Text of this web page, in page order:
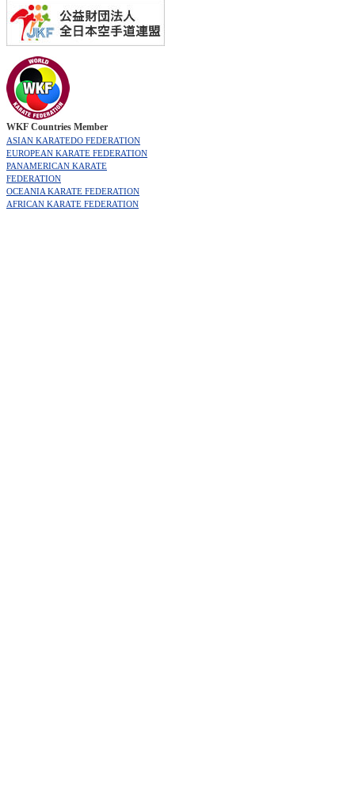
WKF Countries Member
ASIAN KARATEDO FEDERATION
EUROPEAN KARATE FEDERATION
PANAMERICAN KARATE
FEDERATION
OCEANIA KARATE FEDERATION
AFRICAN KARATE FEDERATION